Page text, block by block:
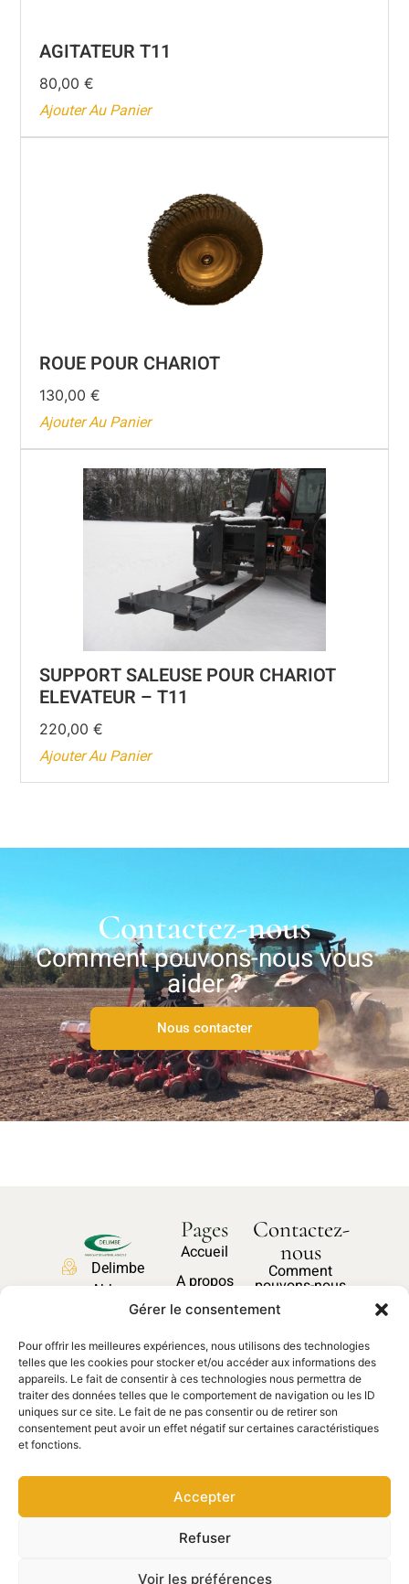
Gérer le consentement
Pour offrir les meilleures expériences, nous utilisons des technologies
telles que les cookies pour stocker et/ou accéder aux informations des
appareils. Le fait de consentir à ces technologies nous permettra de
traiter des données telles que le comportement de navigation ou les ID
uniques sur ce site. Le fait de ne pas consentir ou de retirer son
consentement peut avoir un effet négatif sur certaines caractéristiques
et fonctions.
Accepter
Refuser
Voir les préférences
AGITATEUR T11
80,00€
Ajouter Au Panier
ROUE POUR CHARIOT
130,00€
Ajouter Au Panier
SUPPORT SALEUSE POUR CHARIOT
ELEVATEUR – T11
220,00€
Ajouter Au Panier
Contactez-nous
Comment pouvons-nous vous
aider ?
Nous contacter
Delimbe
Abbaye
27340,
Pont de
l'Arche
02 35 23
contact@delimbe.com
Pages
Accueil
A propos
Nos produits
Pièces
détachées
Contactez-
nous
Comment
pouvons-nous
vous aider ?
Nous
contacter
–
DELIMBE. Site réalisé par